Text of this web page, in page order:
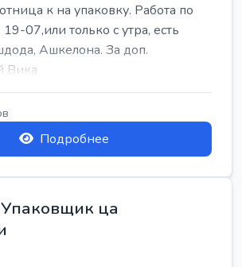
к на упаковку. Работа по
07,или только с утра, есть
Ашкелона. За доп.
Вика
Подробнее
ца